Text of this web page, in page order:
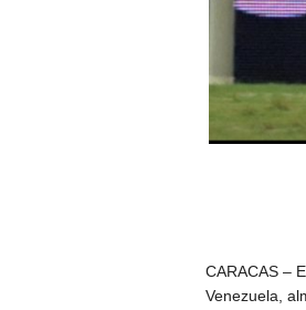
CARACAS –
Venezuela,